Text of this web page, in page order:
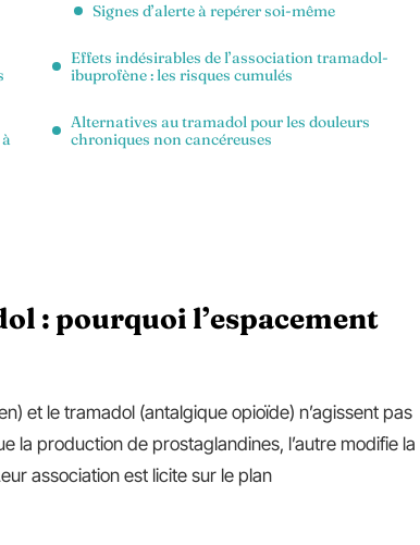
Signes d’alerte à repérer soi-même
Effets indésirables de l’association tramadol-
ibuprofène : les risques cumulés
Alternatives au tramadol pour les douleurs
chroniques non cancéreuses
: pourquoi l’espacement
et le tramadol (antalgique opioïde) n’agissent pas
la production de prostaglandines, l’autre modifie la
association est licite sur le plan